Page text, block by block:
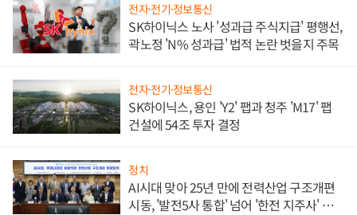
전자·전기·정보통신
SK하이닉스 노사 '성과급 주식지급' 평행선,
곽노정 'N% 성과급' 법적 논란 벗을지 주목
전자·전기·정보통신
SK하이닉스, 용인 'Y2' 팹과 청주 'M17' 팹
건설에 54조 투자 결정
정치
AI시대 맞아 25년 만에 전력산업 구조개편
시동, '발전5사 통합' 넘어 '한전 지주사' 재편